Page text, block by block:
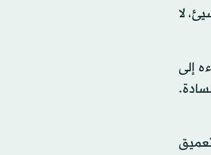
لا
إلى
في تعميق